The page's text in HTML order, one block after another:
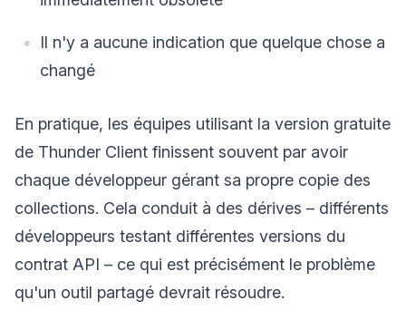
Il n'y a aucune indication que quelque chose a
changé
En pratique, les équipes utilisant la version gratuite
de Thunder Client finissent souvent par avoir
chaque développeur gérant sa propre copie des
collections. Cela conduit à des dérives – différents
développeurs testant différentes versions du
contrat API – ce qui est précisément le problème
qu'un outil partagé devrait résoudre.